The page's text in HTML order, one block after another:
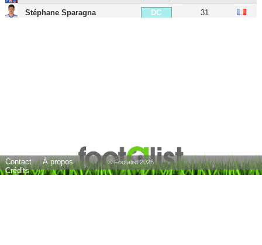
Stéphane Sparagna DC 31
Assane Dioussé MDC 28
Contact
À propos
Crédits
© Footalist 2026